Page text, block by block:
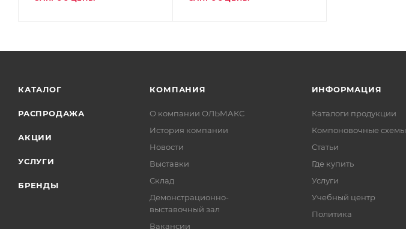
КАТАЛОГ
РАСПРОДАЖА
АКЦИИ
УСЛУГИ
БРЕНДЫ
КОМПАНИЯ
О компании ОЛЬМАКС
История компании
Новости
Выставки
Склад
Демонстрационно-
выставочный зал
Вакансии
ИНФОРМАЦИЯ
Каталоги продукции
Компоновочные схемы
Статьи
Где купить
Услуги
Учебный центр
Политика